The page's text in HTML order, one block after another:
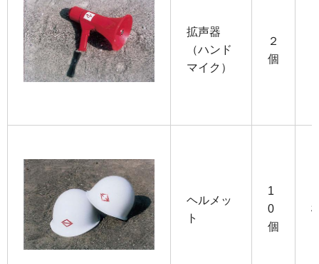
拡声器
（ハンド
マイク）
２
個
ヘルメッ
ト
1
0
個